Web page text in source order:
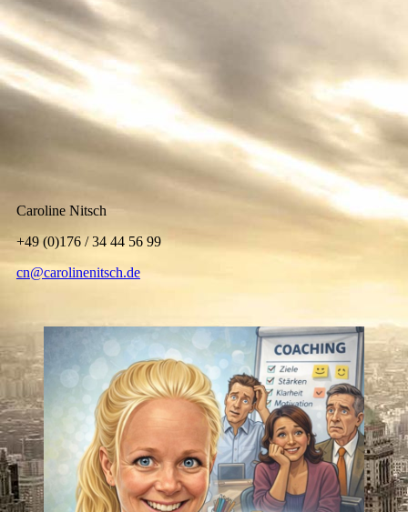
Caroline Nitsch
+49 (0)176 / 34 44 56 99
cn@carolinenitsch.de